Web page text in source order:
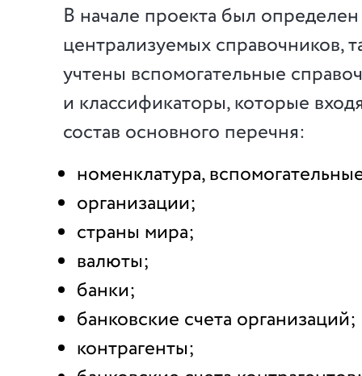
В начале проекта был
централизуемых справочников,
учтены вспомогательные
и классификаторы, которые
состав основного перечня:
номенклатура,
организации;
страны мира;
валюты;
банки;
банковские счета организаций;
контрагенты;